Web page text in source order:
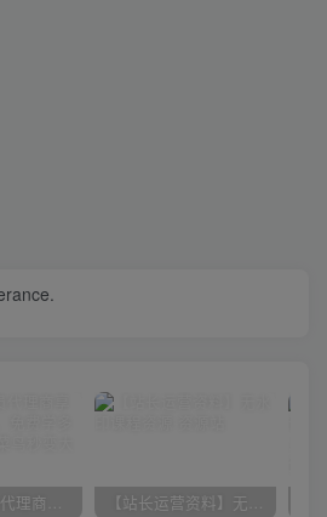
加入VIP会员代理商享90%推广提成，免费学多种网创课程，菜鸟秒变大神 【站长运营资料】无水印课程资源